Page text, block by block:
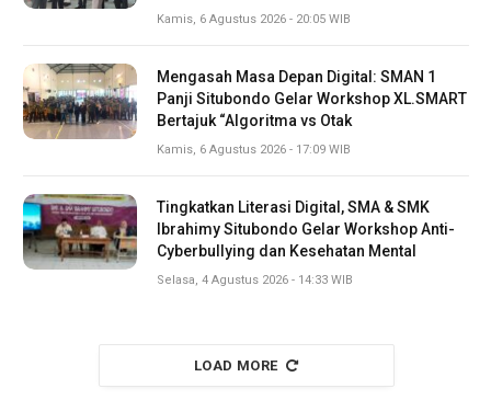
Kamis, 6 Agustus 2026 - 20:05 WIB
Mengasah Masa Depan Digital: SMAN 1
Panji Situbondo Gelar Workshop XL.SMART
Bertajuk “Algoritma vs Otak
Kamis, 6 Agustus 2026 - 17:09 WIB
Tingkatkan Literasi Digital, SMA & SMK
Ibrahimy Situbondo Gelar Workshop Anti-
Cyberbullying dan Kesehatan Mental
Selasa, 4 Agustus 2026 - 14:33 WIB
LOAD MORE